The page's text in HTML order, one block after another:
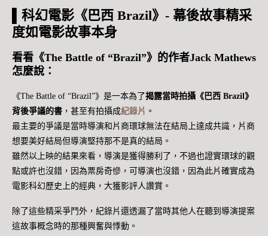
▌科幻電影《巴西 Brazil》- 幕後故事精采
度如電影故事本身
看看《The Battle of “Brazil”》的作者Jack Mathews
怎麼說：
《The Battle of “Brazil”》是一本為了揭露當時拍攝《巴西 Brazil》
背後爭議的書 ，甚至有拍攝成紀錄片 。
最主要的爭議是當時導演和片商環球無法在結局上達成共識，片商
想要美好結局但導演堅持那不是真的結局。
雖然以上映的結果來看，導演是獲得勝利了，不過也證實環球的觀
點或許也沒錯，因為票房奇慘，可導演也沒錯，因為此片確實成為
電影科幻歷史上的經典，大獲影評人讚賞。
除了這些精采爭鬥外，紀錄片還透漏了當時其他人在聽到導演提案
這故事概念時的那種興奮與悸動。